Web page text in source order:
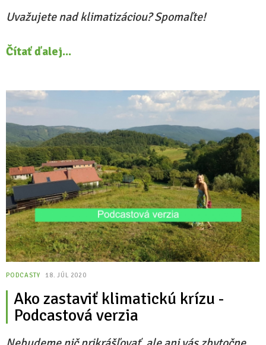
Uvažujete nad klimatizáciou? Spomaľte!
Čítať ďalej...
PODCASTY 18. JÚL 2020
Ako zastaviť klimatickú krízu -
Podcastová verzia